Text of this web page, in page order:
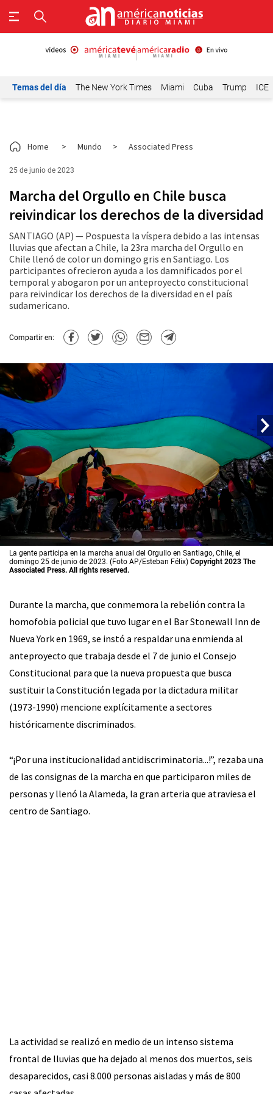
Temas del día The New York Times Miami Cuba Trump ICE
Home > Mundo > Associated Press
25 de junio de 2023
Marcha del Orgullo en Chile busca
reivindicar los derechos de la diversidad
SANTIAGO (AP) — Pospuesta la víspera debido a las intensas
lluvias que afectan a Chile, la 23ra marcha del Orgullo en
Chile llenó de color un domingo gris en Santiago. Los
participantes ofrecieron ayuda a los damnificados por el
temporal y abogaron por un anteproyecto constitucional
para reivindicar los derechos de la diversidad en el país
sudamericano.
Compartir en:
La gente participa en la marcha anual del Orgullo en Santiago, Chile, el
domingo 25 de junio de 2023. (Foto AP/Esteban Félix) Copyright 2023 The
Associated Press. All rights reserved.
Durante la marcha, que conmemora la rebelión contra la
homofobia policial que tuvo lugar en el Bar Stonewall Inn de
Nueva York en 1969, se instó a respaldar una enmienda al
anteproyecto que trabaja desde el 7 de junio el Consejo
Constitucional para que la nueva propuesta que busca
sustituir la Constitución legada por la dictadura militar
(1973-1990) mencione explícitamente a sectores
históricamente discriminados.
“¡Por una institucionalidad antidiscriminatoria...!”, rezaba una
de las consignas de la marcha en que participaron miles de
personas y llenó la Alameda, la gran arteria que atraviesa el
centro de Santiago.
La actividad se realizó en medio de un intenso sistema
frontal de lluvias que ha dejado al menos dos muertos, seis
desaparecidos, casi 8.000 personas aisladas y más de 800